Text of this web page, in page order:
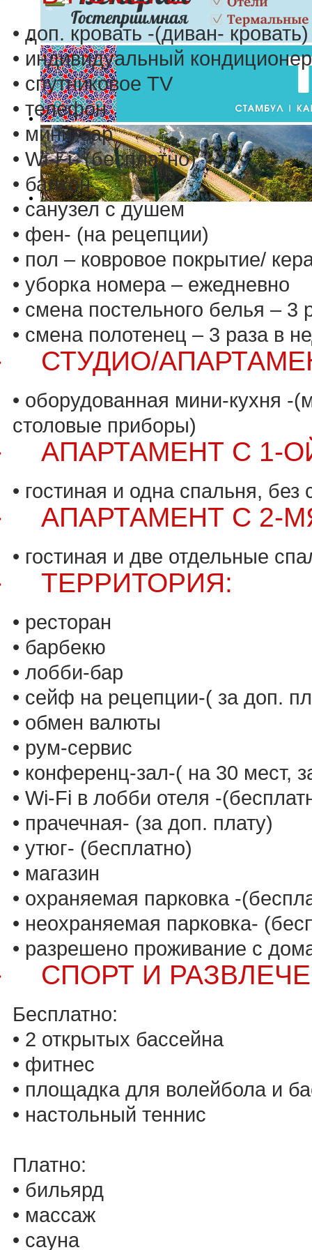
• доп. кровать -(диван- кровать)
• индивидуальный
• спутниковое TV
• телефон
• мини-бар
• Wi-Fi- (бесплатно)
• балкон
• санузел с душем
• фен- (на рецепции)
• пол – ковровое покрытие/
• уборка номера – ежедневно
• смена постельного белья – 3
• смена полотенец – 3 раза в
СТУДИО/
• оборудованная мини-кухня -
столовые приборы)
АПАРТАМЕНТ С 1-
• гостиная и одна спальня,
АПАРТАМЕНТ С 2-
• гостиная и две отдельные
ТЕРРИТОРИЯ:
• ресторан
• барбекю
• лобби-бар
• сейф на рецепции-( за доп.
• обмен валюты
• рум-сервис
• конференц-зал-( на 30 мест,
• Wi-Fi в лобби отеля -
• прачечная- (за доп. плату)
• утюг- (бесплатно)
• магазин
• охраняемая парковка -
• неохраняемая парковка-
• разрешено проживание с
СПОРТ И
Бесплатно:
• 2 открытых бассейна
• фитнес
• площадка для волейбола и
• настольный теннис
Платно:
• бильярд
• массаж
• сауна